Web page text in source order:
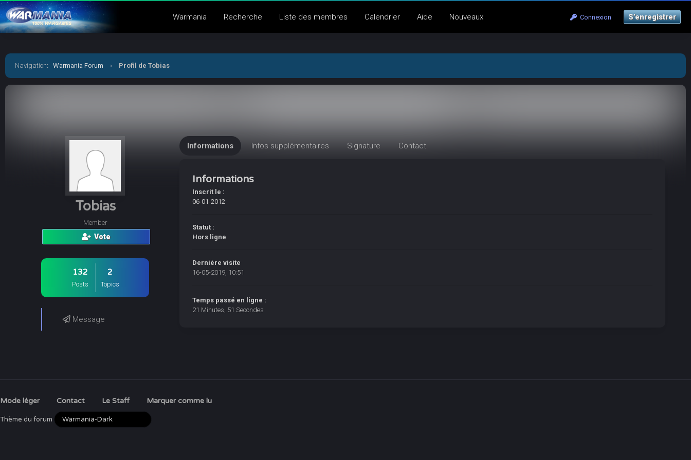
Connexion S’enregistrer
Warmania Recherche Liste des membres Calendrier Aide Nouveaux
Navigation: Warmania Forum › Profil de Tobias
Tobias
Member
Vote
132
Posts
2
Topics
Message
Informations Infos supplémentaires Signature Contact
Informations
Inscrit le :
06-01-2012
Statut :
Hors ligne
Dernière visite
16-05-2019, 10:51
Temps passé en ligne :
21 Minutes, 51 Secondes
Mode léger Contact Le Staff Marquer comme lu
Thème du forum